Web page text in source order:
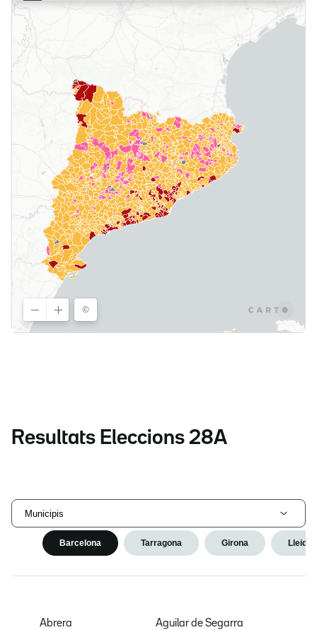
Resultats Eleccions 28A
Municipis
Barcelona Tarragona Girona Lleida
Abrera
Aguilar de Segarra